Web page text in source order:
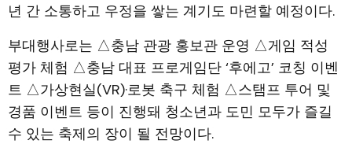
년 간 소통하고 우정을 쌓는 계기도 마련할 예정이다.
부대행사로는 △충남 관광 홍보관 운영 △게임 적성
평가 체험 △충남 대표 프로게임단 ‘후에고’ 코칭 이벤
트 △가상현실(VR)·로봇 축구 체험 △스탬프 투어 및
경품 이벤트 등이 진행돼 청소년과 도민 모두가 즐길
수 있는 축제의 장이 될 전망이다.